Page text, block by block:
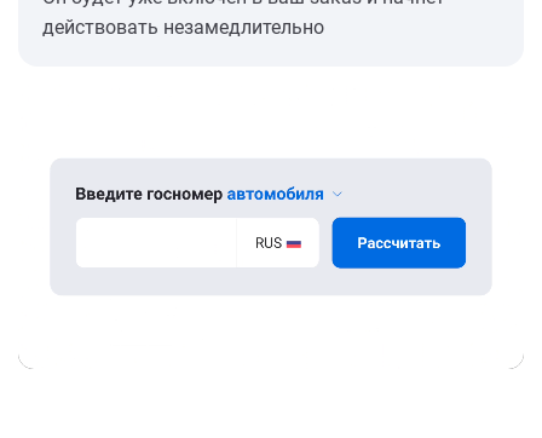
действовать незамедлительно